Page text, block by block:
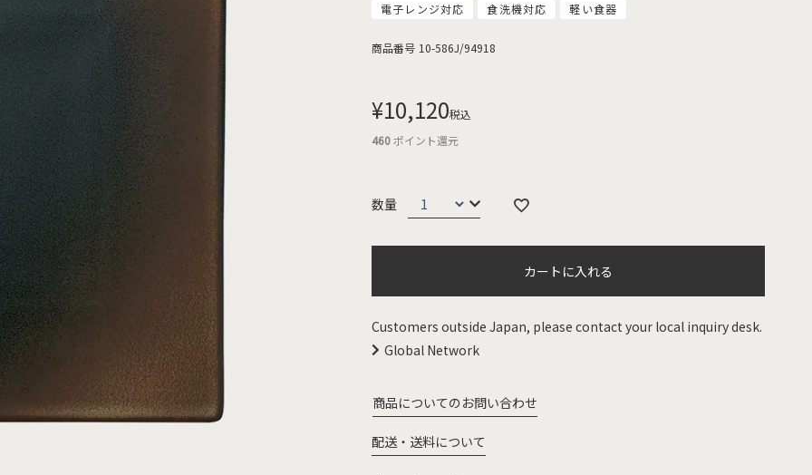
電子レンジ対応 食洗機対応 軽い食器
商品番号 10-586J/94918
¥10,120税込
460ポイント還元
カートに入れる
Customers outside Japan, please contact your local inquiry desk.
Global Network
商品についてのお問い合わせ
配送・送料について